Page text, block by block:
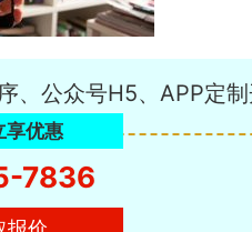
、公众号H5、APP定
享优惠
7836